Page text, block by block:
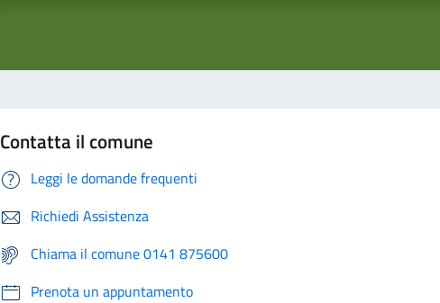
Contatta il comune
Leggi le domande frequenti
Richiedi Assistenza
Chiama il comune 0141 875600
Prenota un appuntamento